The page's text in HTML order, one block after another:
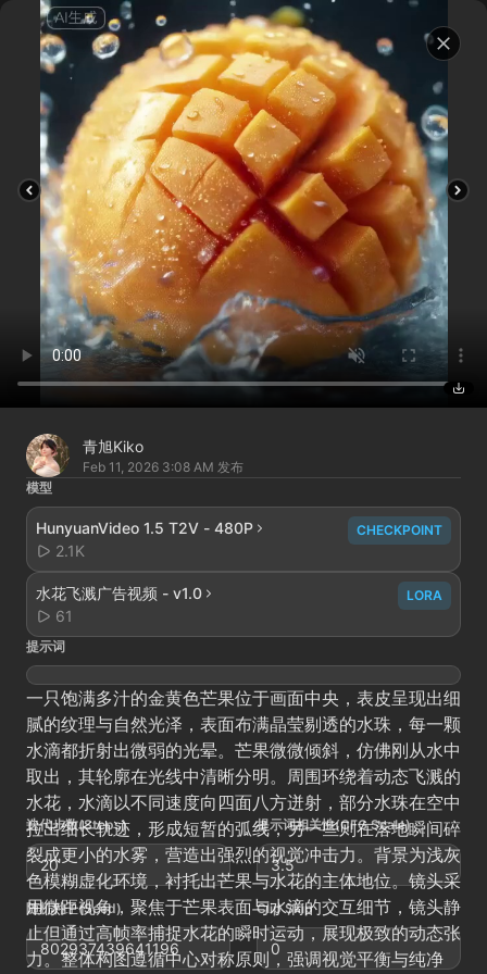
青旭Kiko
Feb 11, 2026 3:08 AM 发布
模型
HunyuanVideo 1.5 T2V - 480P
2.1K
CHECKPOINT
水花飞溅广告视频 - v1.0
61
LORA
提示词
一只饱满多汁的金黄色芒果位于画面中央，表皮呈现出细
腻的纹理与自然光泽，表面布满晶莹剔透的水珠，每一颗
水滴都折射出微弱的光晕。芒果微微倾斜，仿佛刚从水中
取出，其轮廓在光线中清晰分明。周围环绕着动态飞溅的
水花，水滴以不同速度向四面八方迸射，部分水珠在空中
拉出细长轨迹，形成短暂的弧线，另一些则在落地瞬间碎
裂成更小的水雾，营造出强烈的视觉冲击力。背景为浅灰
色模糊虚化环境，衬托出芒果与水花的主体地位。镜头采
用微距视角，聚焦于芒果表面与水滴的交互细节，镜头静
止但通过高帧率捕捉水花的瞬时运动，展现极致的动态张
力。整体构图遵循中心对称原则，强调视觉平衡与纯净
迭代步数(Steps)
20
提示词相关性(CFG Scale)
3.5
随机种子(Seed)
802937439641196
Clip Skip
0